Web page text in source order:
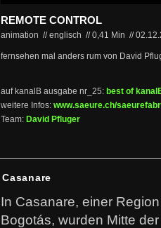
REMOTE CONTROL
animation // englisch //0,41 Min //
fernsehen mal anders rum von David
auf kanalB ausgabe nr_25: best of
weitere Infos: www.saeure.ch/
Team: David Pfluger
Casanare
In Casanare, einer
Bogotás, wurden Mitte